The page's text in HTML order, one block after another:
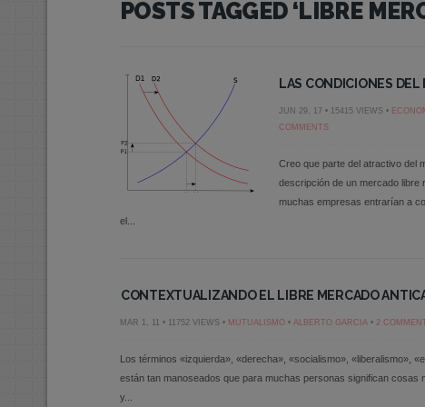
POSTS TAGGED ‘LIBRE
LAS CONDICIONES
JUN 29, 17 • 15415 VIEWS •
COMMENTS
Creo que parte del atractivo del
descripción de un mercado libre
muchas empresas entrarían a
el...
CONTEXTUALIZANDO EL LIBRE MERCADO
MAR 1, 11 • 11752 VIEWS • MUTUALISMO • ALBERTO GARCIA • 2
Los términos «izquierda», «derecha», «socialismo», «liberalismo»,
están tan manoseados que para muchas personas significan cosas
y...